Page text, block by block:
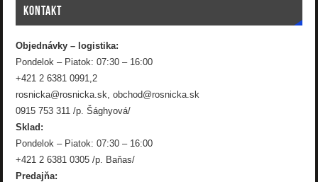
KONTAKT
Objednávky – logistika:
Pondelok – Piatok: 07:30 – 16:00
+421 2 6381 0991,2
rosnicka@rosnicka.sk, obchod@rosnicka.sk
0915 753 311 /p. Šághyová/
Sklad:
Pondelok – Piatok: 07:30 – 16:00
+421 2 6381 0305 /p. Baňas/
Predajňa: